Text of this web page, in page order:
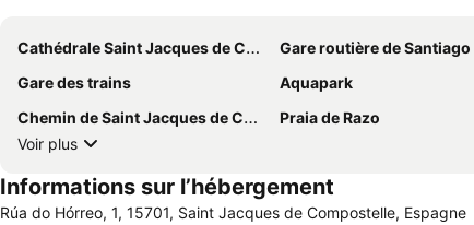
Cathédrale Saint Jacques de Compostelle Gare routière de Santiago de
Gare des trains
Aquapark
Chemin de Saint Jacques de Compostelle
Praia de Razo
Voir plus
Informations sur l’hébergement
Rúa do Hórreo, 1, 15701, Saint Jacques de Compostelle, Espagne